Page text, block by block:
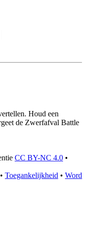
Houd een
de Zwerfafval Battle
CC BY-NC 4.0 •
• Toegankelijkheid • Word